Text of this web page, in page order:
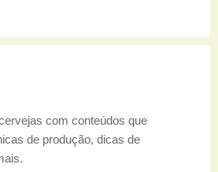
com conteúdos que
de produção, dicas de